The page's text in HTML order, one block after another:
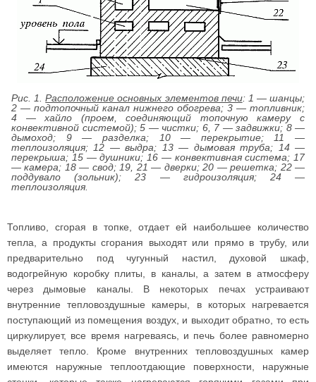
Рис. 1.Расположение основных элементов печи: 1 — шанцы;
2 — подтопочный канал нижнего обогрева; 3 — топливник;
4 — хайло (проем, соединяющий топочную камеру с
конвективной системой); 5 — чистки; 6, 7 — задвижки; 8 —
дымоход; 9 — разделка; 10 — перекрытие; 11 —
теплоизоляция; 12 — выдра; 13 — дымовая труба; 14 —
перекрыша; 15 — душники; 16 — конвективная система; 17
— камера; 18 — свод; 19, 21 — дверки; 20 — решетка; 22 —
поддувало (зольник); 23 — гидроизоляция; 24 —
теплоизоляция.
Топливо, сгорая в топке, отдает ей наибольшее количество
тепла, а продукты сгорания выходят или прямо в трубу, или
предварительно под чугунный настил, духовой шкаф,
водогрейную коробку плиты, в каналы, а затем в атмосферу
через дымовые каналы. В некоторых печах устраивают
внутренние тепловоздушные камеры, в которых нагревается
поступающий из помещения воздух, и выходит обратно, то есть
циркулирует, все время нагреваясь, и печь более равномерно
выделяет тепло. Кроме внутренних тепловоздушных камер
имеются наружные теплоотдающие поверхности, наружные